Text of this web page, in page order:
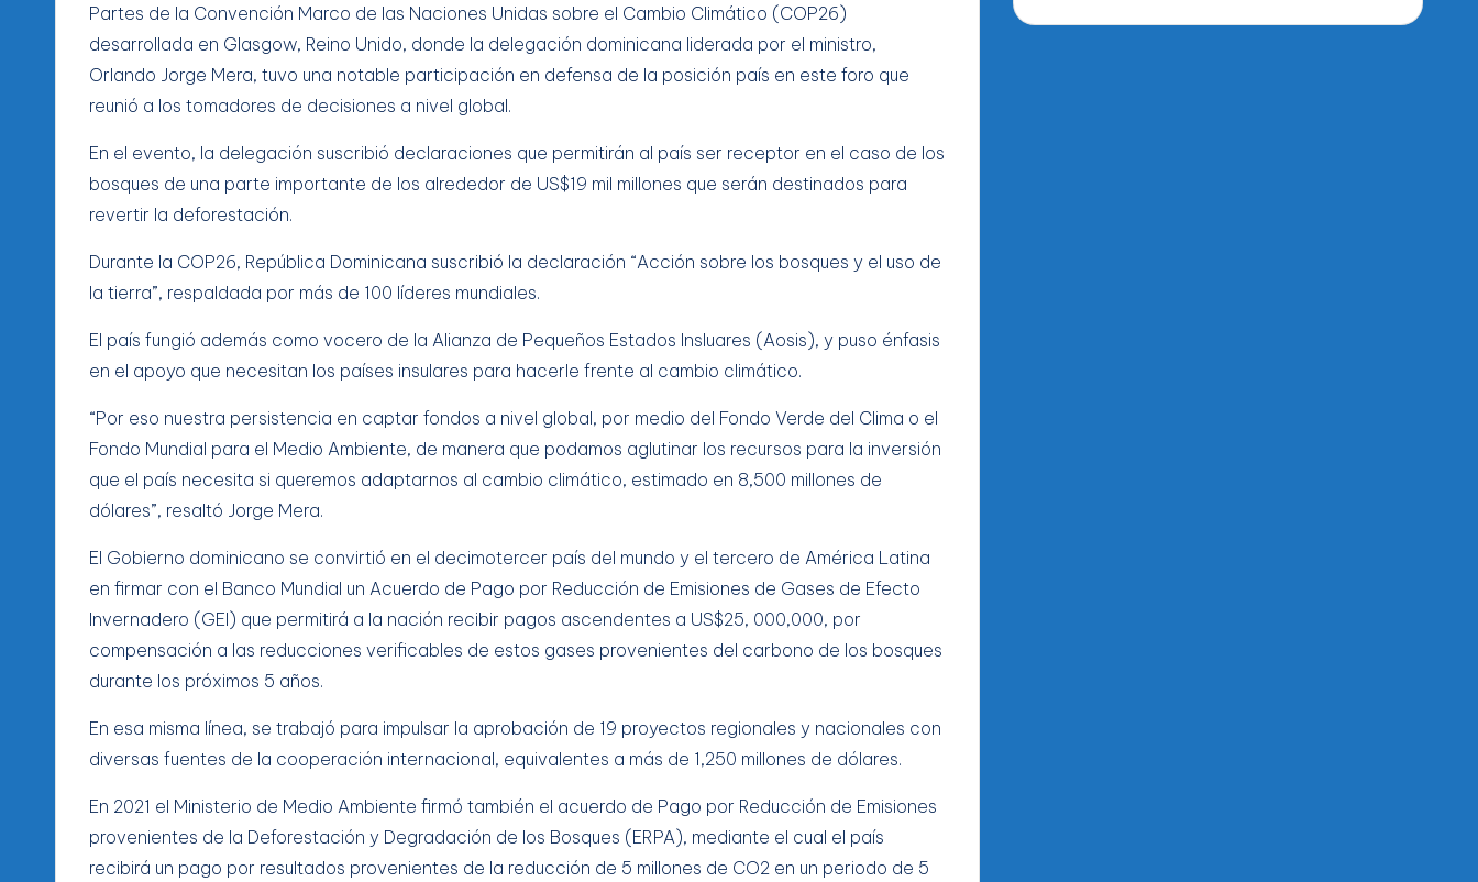
Partes de la Convención Marco de las Naciones Unidas sobre el Cambio Climático (COP26)
desarrollada en Glasgow, Reino Unido, donde la delegación dominicana liderada por el ministro,
Orlando Jorge Mera, tuvo una notable participación en defensa de la posición país en este foro que
reunió a los tomadores de decisiones a nivel global.
En el evento, la delegación suscribió declaraciones que permitirán al país ser receptor en el caso de los
bosques de una parte importante de los alrededor de US$19 mil millones que serán destinados para
revertir la deforestación.
Durante la COP26, República Dominicana suscribió la declaración “Acción sobre los bosques y el uso de
la tierra”, respaldada por más de 100 líderes mundiales.
El país fungió además como vocero de la Alianza de Pequeños Estados Insluares (Aosis), y puso énfasis
en el apoyo que necesitan los países insulares para hacerle frente al cambio climático.
“Por eso nuestra persistencia en captar fondos a nivel global, por medio del Fondo Verde del Clima o el
Fondo Mundial para el Medio Ambiente, de manera que podamos aglutinar los recursos para la inversión
que el país necesita si queremos adaptarnos al cambio climático, estimado en 8,500 millones de
dólares”, resaltó Jorge Mera.
El Gobierno dominicano se convirtió en el decimotercer país del mundo y el tercero de América Latina
en firmar con el Banco Mundial un Acuerdo de Pago por Reducción de Emisiones de Gases de Efecto
Invernadero (GEI) que permitirá a la nación recibir pagos ascendentes a US$25, 000,000, por
compensación a las reducciones verificables de estos gases provenientes del carbono de los bosques
durante los próximos 5 años.
En esa misma línea, se trabajó para impulsar la aprobación de 19 proyectos regionales y nacionales con
diversas fuentes de la cooperación internacional, equivalentes a más de 1,250 millones de dólares.
En 2021 el Ministerio de Medio Ambiente firmó también el acuerdo de Pago por Reducción de Emisiones
provenientes de la Deforestación y Degradación de los Bosques (ERPA), mediante el cual el país
recibirá un pago por resultados provenientes de la reducción de 5 millones de CO2 en un periodo de 5